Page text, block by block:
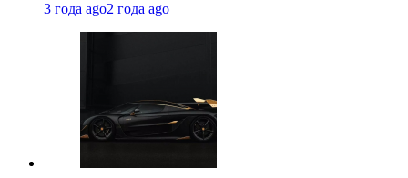
3 года ago2 года ago